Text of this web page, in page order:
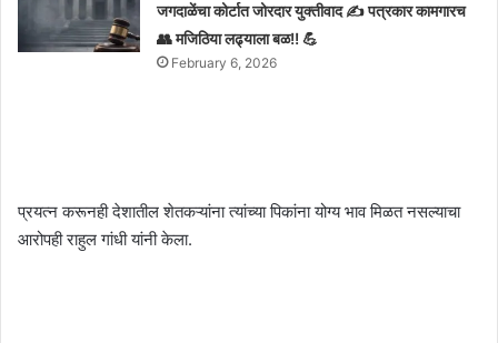
जगदाळेंचा कोर्टात जोरदार युक्तीवाद ✍️ पत्रकार कामगारच
👥 मजिठिया लढ्याला बळ!! 💪
February 6, 2026
प्रयत्न करूनही देशातील शेतकऱ्यांना त्यांच्या पिकांना योग्य भाव मिळत नसल्याचा
आरोपही राहुल गांधी यांनी केला.